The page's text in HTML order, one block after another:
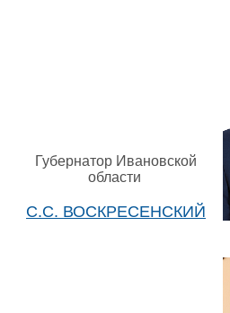
Губернатор Ивановской
области
С.С. ВОСКРЕСЕНСКИЙ